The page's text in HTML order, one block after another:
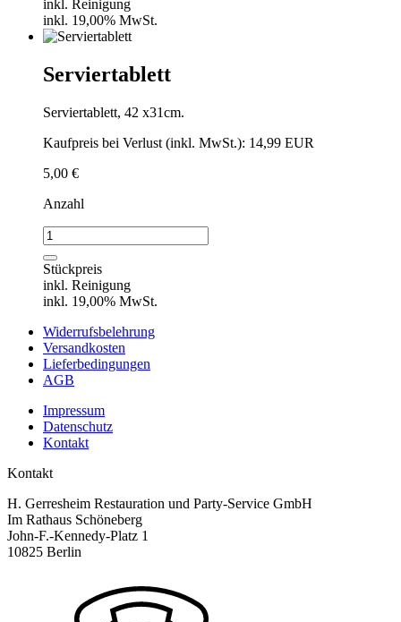
x
220
Menge
inkl. Reinigung
inkl. 19,00% MwSt.
Serviertablett
Serviertablett, 42 x31cm.
Kaufpreis bei Verlust (inkl. MwSt.): 14,99 EUR
5,00 €
Anzahl
Serviertablett
Menge
Stückpreis
inkl. Reinigung
inkl. 19,00% MwSt.
Widerrufsbelehrung
Versandkosten
Lieferbedingungen
AGB
Impressum
Datenschutz
Kontakt
Kontakt
H. Gerresheim Restauration und Party-Service GmbH
Im Rathaus Schöneberg
John-F.-Kennedy-Platz 1
10825 Berlin